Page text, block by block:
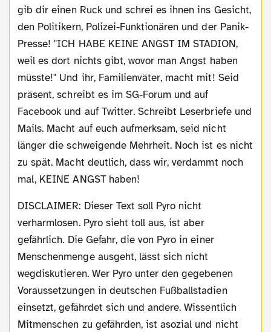
gib dir einen Ruck und schrei es ihnen ins Gesicht,
den Politikern, Polizei-Funktionären und der Panik-
Presse! "ICH HABE KEINE ANGST IM STADION,
weil es dort nichts gibt, wovor man Angst haben
müsste!" Und ihr, Familienväter, macht mit! Seid
präsent, schreibt es im SG-Forum und auf
Facebook und auf Twitter. Schreibt Leserbriefe und
Mails. Macht auf euch aufmerksam, seid nicht
länger die schweigende Mehrheit. Noch ist es nicht
zu spät. Macht deutlich, dass wir, verdammt noch
mal, KEINE ANGST haben!
DISCLAIMER: Dieser Text soll Pyro nicht
verharmlosen. Pyro sieht toll aus, ist aber
gefährlich. Die Gefahr, die von Pyro in einer
Menschenmenge ausgeht, lässt sich nicht
wegdiskutieren. Wer Pyro unter den gegebenen
Voraussetzungen in deutschen Fußballstadien
einsetzt, gefährdet sich und andere. Wissentlich
Mitmenschen zu gefährden, ist asozial und nicht